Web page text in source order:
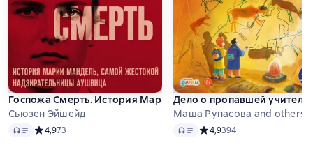
Госпожа Смерть. История Марии Мандель, самой жестокой
Сьюзен Эйшейд
Audio Средний рейтинг 4,9 на основе 73 оценок
4,973
Дело о пропавшей
Маша Рупасова and others
Audio Средний рейтинг 4,9 на
4,9394